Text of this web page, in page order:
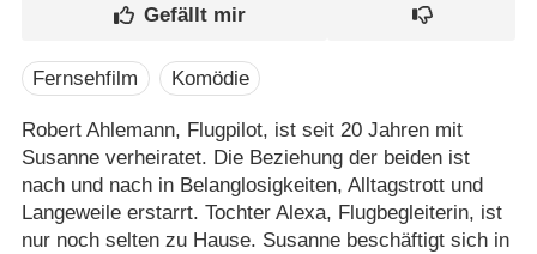
Fernsehfilm Komödie
Robert Ahlemann, Flugpilot, ist seit 20 Jahren mit
Susanne verheiratet. Die Beziehung der beiden ist
nach und nach in Belanglosigkeiten, Alltagstrott und
Langeweile erstarrt. Tochter Alexa, Flugbegleiterin, ist
nur noch selten zu Hause. Susanne beschäftigt sich in